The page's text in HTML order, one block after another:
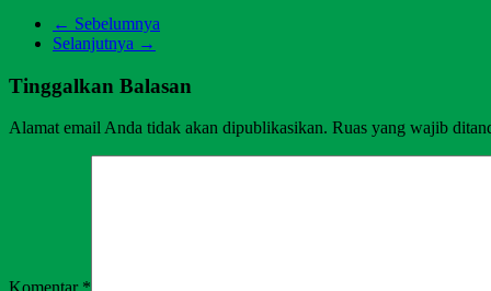
← Sebelumnya
Selanjutnya →
Tinggalkan Balasan
Alamat email Anda tidak akan dipublikasikan. Ruas yang wajib